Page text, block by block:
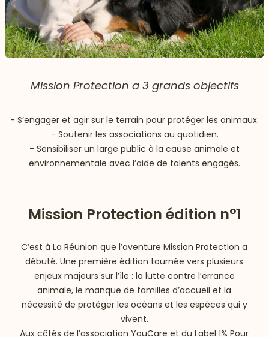
Mission Protection a 3 grands objectifs
- S’engager et agir sur le terrain pour protéger les animaux.
- Soutenir les associations au quotidien.
- Sensibiliser un large public à la cause animale et
environnementale avec l’aide de talents engagés.
Mission Protection édition n°1
C’est à La Réunion que l’aventure Mission Protection a
débuté. Une première édition tournée vers plusieurs
enjeux majeurs sur l’île : la lutte contre l’errance
animale, le manque de familles d’accueil et la
nécessité de protéger les océans et les espèces qui y
vivent.
Aux côtés de l’association YouCare et du Label 1% Pour